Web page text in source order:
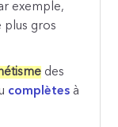
exemple,
plus gros
des
complètes à